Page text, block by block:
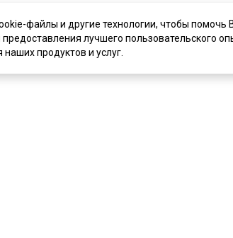
файлы и другие технологии, чтобы помочь
лучшего пользовательского
продуктов и услуг.